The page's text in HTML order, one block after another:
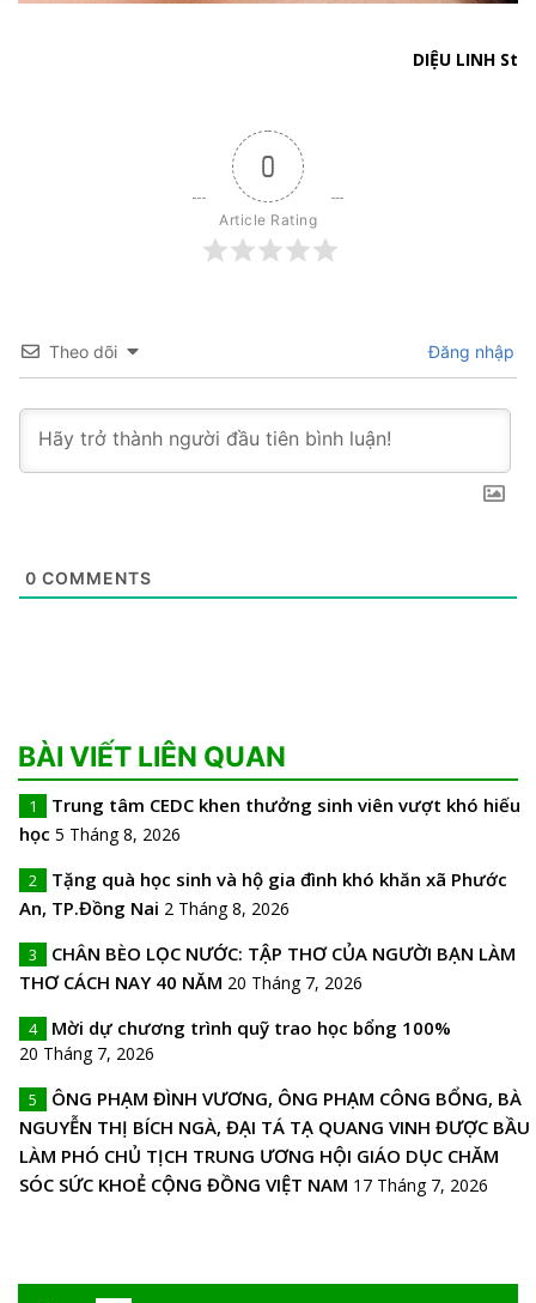
DIỆU LINH St
0
Article Rating
Theo dõi Đăng nhập
0 COMMENTS
BÀI VIẾT LIÊN QUAN
1
Trung tâm CEDC khen thưởng sinh viên vượt khó hiếu
học 5 Tháng 8, 2026
2
Tặng quà học sinh và hộ gia đình khó khăn xã Phước
An, TP.Đồng Nai 2 Tháng 8, 2026
3
CHÂN BÈO LỌC NƯỚC: TẬP THƠ CỦA NGƯỜI BẠN LÀM
THƠ CÁCH NAY 40 NĂM 20 Tháng 7, 2026
4 Mời dự chương trình quỹ trao học bổng 100%
20 Tháng 7, 2026
5
ÔNG PHẠM ĐÌNH VƯƠNG, ÔNG PHẠM CÔNG BỔNG, BÀ
NGUYỄN THỊ BÍCH NGÀ, ĐẠI TÁ TẠ QUANG VINH ĐƯỢC BẦU
LÀM PHÓ CHỦ TỊCH TRUNG ƯƠNG HỘI GIÁO DỤC CHĂM
SÓC SỨC KHOẺ CỘNG ĐỒNG VIỆT NAM 17 Tháng 7, 2026